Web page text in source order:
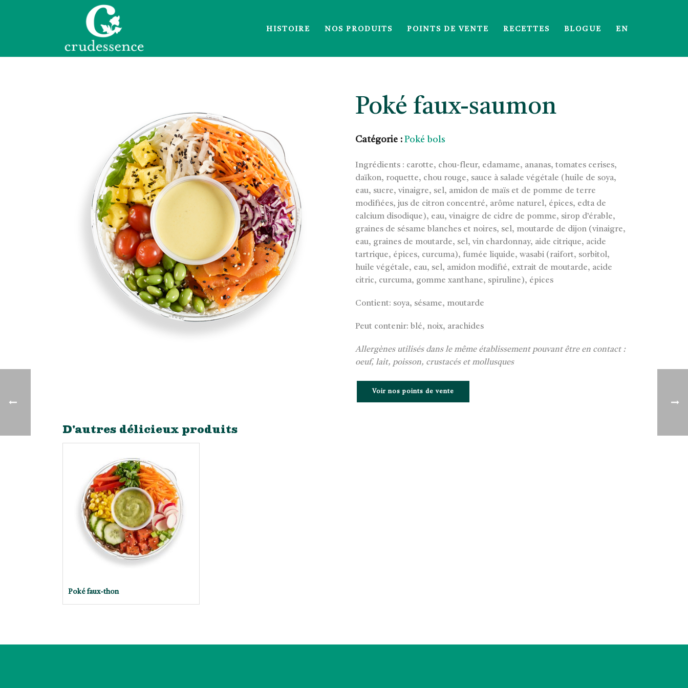
HISTOIRE NOS PRODUITS POINTS DE VENTE RECETTES BLOGUE EN
Poké faux-saumon
Catégorie : Poké bols
Ingrédients : carotte, chou-fleur, edamame, ananas, tomates cerises,
daïkon, roquette, chou rouge, sauce à salade végétale (huile de soya,
eau, sucre, vinaigre, sel, amidon de maïs et de pomme de terre
modifiées, jus de citron concentré, arôme naturel, épices, edta de
calcium disodique), eau, vinaigre de cidre de pomme, sirop d’érable,
graines de sésame blanches et noires, sel, moutarde de dijon (vinaigre,
eau, graines de moutarde, sel, vin chardonnay, aide citrique, acide
tartrique, épices, curcuma), fumée liquide, wasabi (raifort, sorbitol,
huile végétale, eau, sel, amidon modifié, extrait de moutarde, acide
citric, curcuma, gomme xanthane, spiruline), épices
Contient: soya, sésame, moutarde
Peut contenir: blé, noix, arachides
Allergènes utilisés dans le même établissement pouvant être en contact :
oeuf, lait, poisson, crustacés et mollusques
Voir nos points de vente
D'autres délicieux produits
Poké faux-thon